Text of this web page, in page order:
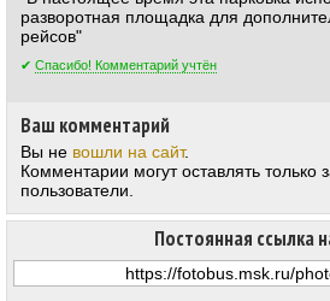
Постоянная ссылка
разворотная площадка для
рейсов"
✔ Спасибо! Комментарий учтён
Ваш комментарий
Вы не вошли на сайт.
Комментарии могут оставлять только
пользователи.